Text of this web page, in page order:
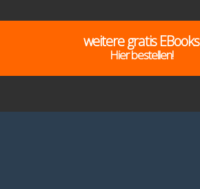
weitere gratis EBooks
Hier bestellen!